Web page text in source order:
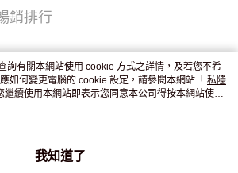
銷排行
詢有關本網站使用 cookie 方式之詳情，及若您不希
如何變更電腦的 cookie 設定，請參閱本網站「 私隱
繼續使用本網站即表示您同意本公司得按本網站使用
。
我知道了